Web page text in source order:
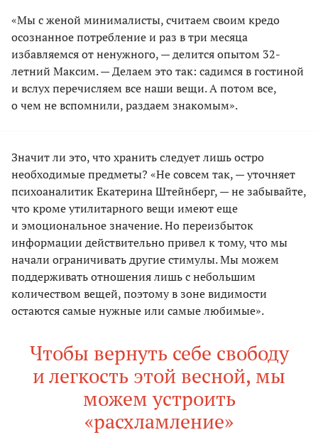
«Мы с женой минималисты, считаем своим кредо
осознанное потребление и раз в три месяца
избавляемся от ненужного, — делится опытом 32-
летний Максим. — Делаем это так: садимся в гостиной
и вслух перечисляем все наши вещи. А потом все,
о чем не вспомнили, раздаем знакомым».
Значит ли это, что хранить следует лишь остро
необходимые предметы? «Не совсем так, — уточняет
психоаналитик Екатерина Штейнберг, — не забывайте,
что кроме утилитарного вещи имеют еще
и эмоциональное значение. Но переизбыток
информации действительно привел к тому, что мы
начали ограничивать другие стимулы. Мы можем
поддерживать отношения лишь с небольшим
количеством вещей, поэтому в зоне видимости
остаются самые нужные или самые любимые».
Чтобы вернуть себе свободу
и легкость этой весной, мы
можем устроить
«расхламление»